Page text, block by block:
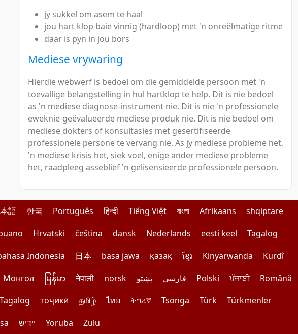
jy sukkel om asem te haal
jou hart klop baie vinnig (hardloop) met 'n onreëlmatige ritme
daar is pyn in jou bors
Mediese vrywaring
Hierdie webwerf is bedoel om die gemiddelde persoon met 'n
toevallige belangstelling in hul hartklop te help. Dit is nie bedoel
as 'n mediese diagnose-instrument nie. Dit is nie 'n professionele
eweknie-geëvalueerde mediese produk nie. Dit is nie bedoel om
mediese dokters of konsultasies met gesertifiseerde
professionele persone te vervang nie. As jy mediese probleme het,
'n mediese krisis het, siek voel, enige ander mediese probleme
het, raadpleeg asseblief 'n gelisensieerde professionele persoon.
語 한국 Português हिन्दी Tiếng Việt বাংলা Afrikaans
shqiptare
Hrvatski čeština dansk Nederlands eesti keel
Tagalog
Indonesia 日本 basa jawa қазақ ខ្មែរ Kinyarwanda
Kurdî
Монгол မြန်မာ नेपाली norsk پښتو فارسی Polski ਪੰਜਾਬੀ
Română
Tagalog тоҷикӣ தமிழ் ไทย ትግሪኛ Tsonga Türk
Türkmenler
יידיש Yoruba Zulu